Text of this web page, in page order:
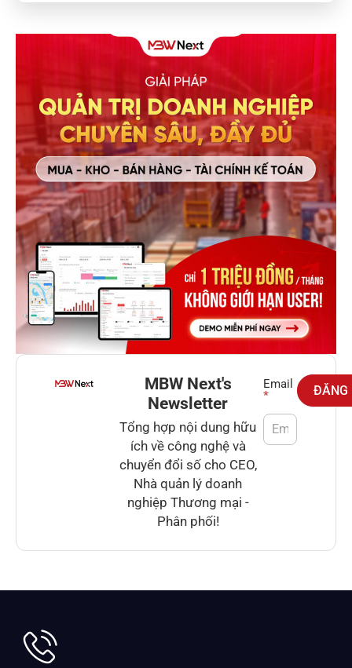
MBW Next's
Newsletter
Tổng hợp nội dung hữu
ích về công nghệ và
chuyển đổi số cho CEO,
Nhà quản lý doanh
nghiệp Thương mại -
Phân phối!
Newsletter
Email
*
ĐĂNG